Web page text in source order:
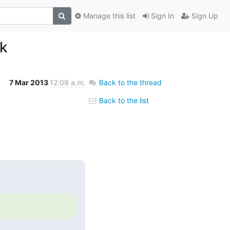
Sign In Sign Up
Manage this list
7 Mar 2013 12:09 a.m. Back to the thread
Back to the list